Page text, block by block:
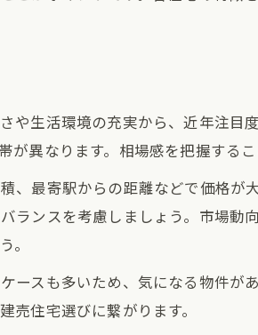
や生活環境の充実から、近年注目
異なります。相場感を把握する
、最寄駅からの距離などで価格が
ランスを考慮しましょう。市場動
。
ースも多いため、気になる物件が
住宅選びに繋がります。